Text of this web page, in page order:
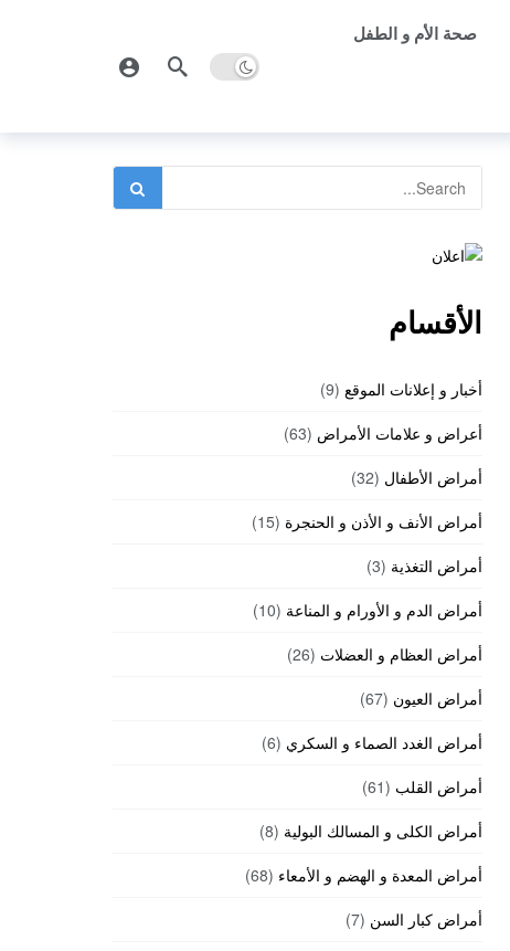
صحة الأم و الطفل
الأقسام
أخبار و إعلانات الموقع (9)
أعراض و علامات الأمراض (63)
أمراض الأطفال (32)
أمراض الأنف و الأذن و الحنجرة (15)
أمراض التغذية (3)
أمراض الدم و الأورام و المناعة (10)
أمراض العظام و العضلات (26)
أمراض العيون (67)
أمراض الغدد الصماء و السكري (6)
أمراض القلب (61)
أمراض الكلى و المسالك البولية (8)
أمراض المعدة و الهضم و الأمعاء (68)
أمراض كبار السن (7)